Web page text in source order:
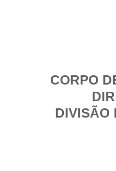
CORPO
DIVISÃO